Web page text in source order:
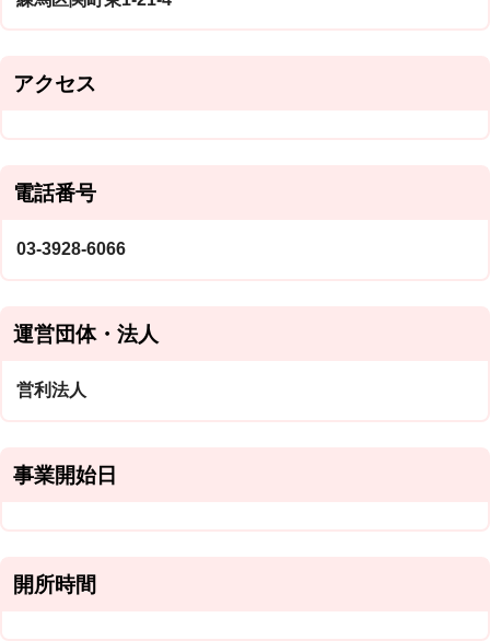
アクセス
電話番号
03-3928-6066
運営団体・法人
営利法人
事業開始日
開所時間